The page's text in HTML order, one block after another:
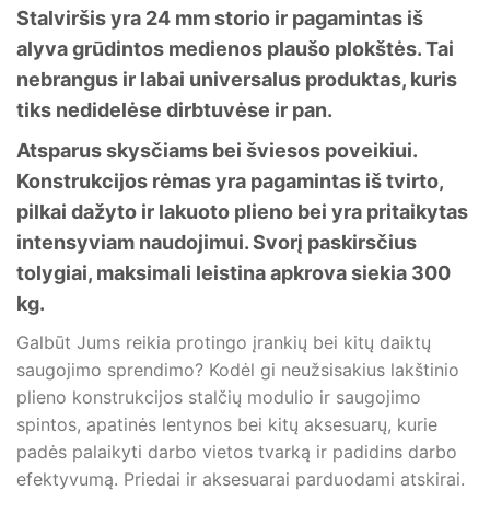
Stalviršis yra 24 mm storio ir pagamintas iš
alyva grūdintos medienos plaušo plokštės. Tai
nebrangus ir labai universalus produktas, kuris
tiks nedidelėse dirbtuvėse ir pan.
Atsparus skysčiams bei šviesos poveikiui.
Konstrukcijos rėmas yra pagamintas iš tvirto,
pilkai dažyto ir lakuoto plieno bei yra pritaikytas
intensyviam naudojimui. Svorį paskirsčius
tolygiai, maksimali leistina apkrova siekia 300
kg.
Galbūt Jums reikia protingo įrankių bei kitų daiktų
saugojimo sprendimo? Kodėl gi neužsisakius lakštinio
plieno konstrukcijos stalčių modulio ir saugojimo
spintos, apatinės lentynos bei kitų aksesuarų, kurie
padės palaikyti darbo vietos tvarką ir padidins darbo
efektyvumą. Priedai ir aksesuarai parduodami atskirai.